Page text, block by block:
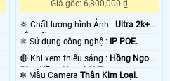
Giá gốc: 6,800,000 ₫
🔆 Chất lượng hình Ảnh :Ultra 2k+
sắc nét .
⚛️ Sử dụng công nghệ : IP POE.
🔴 Khi xem thiếu sáng : Hồng Ngoại
50m Hồng Ngoại SMD.
❄ Mẫu CameraThân Kim Loại.